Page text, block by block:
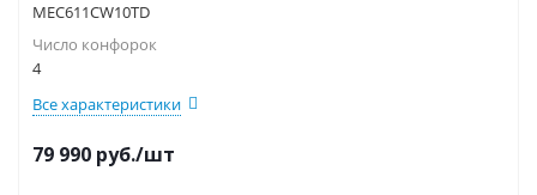
MEC611CW10TD
Число конфорок
4
Все характеристики
79 990 руб./шт